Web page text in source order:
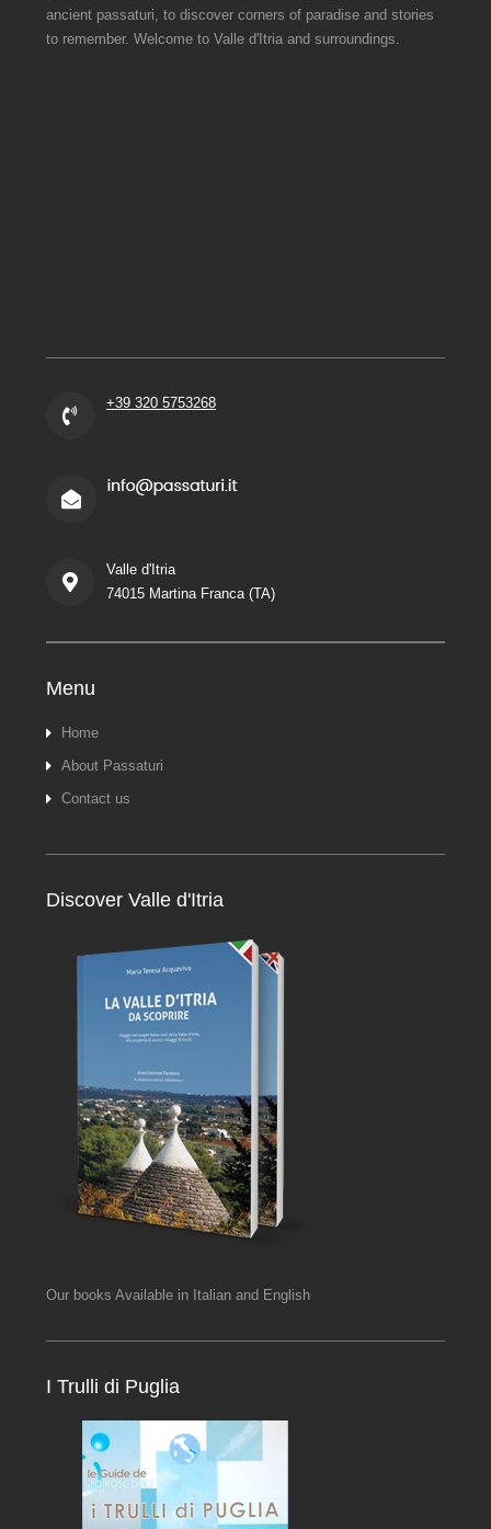
ancient passaturi, to discover corners of paradise and stories
to remember. Welcome to Valle d'Itria and surroundings.
+39 320 5753268
Valle d'Itria
74015 Martina Franca (TA)
Menu
Home
About Passaturi
Contact us
Discover Valle d'Itria
Our books Available in Italian and English
I Trulli di Puglia